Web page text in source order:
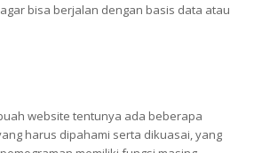
bisa berjalan dengan basis data atau
website tentunya ada beberapa
harus dipahami serta dikuasai, yang